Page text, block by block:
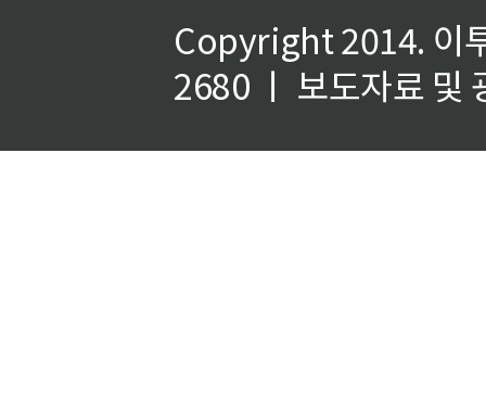
Copyright 2014. 이
2680 ㅣ 보도자료